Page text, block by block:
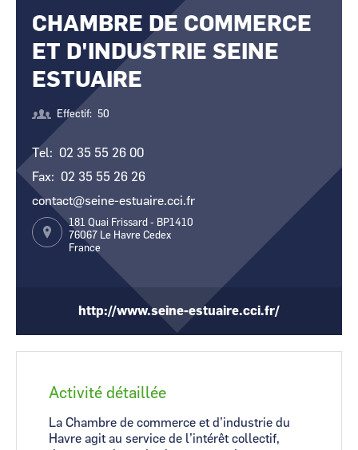
CCI Business
Occitanie
CCI Business
CCI Business
Occitanie
CCI Business
Pays de la Loire
CHAMBRE DE COMMERCE
ET D'INDUSTRIE SEINE
ESTUAIRE
Effectif 50
Tel
02 35 55 26 00
Fax
02 35 55 26 26
contact@seine-estuaire.cci.fr
181 Quai Frissard - BP1410
76067 Le Havre Cedex
France
http://www.seine-estuaire.cci.fr/
Activité détaillée
La Chambre de commerce et d’industrie du
Havre agit au service de l’intérêt collectif,